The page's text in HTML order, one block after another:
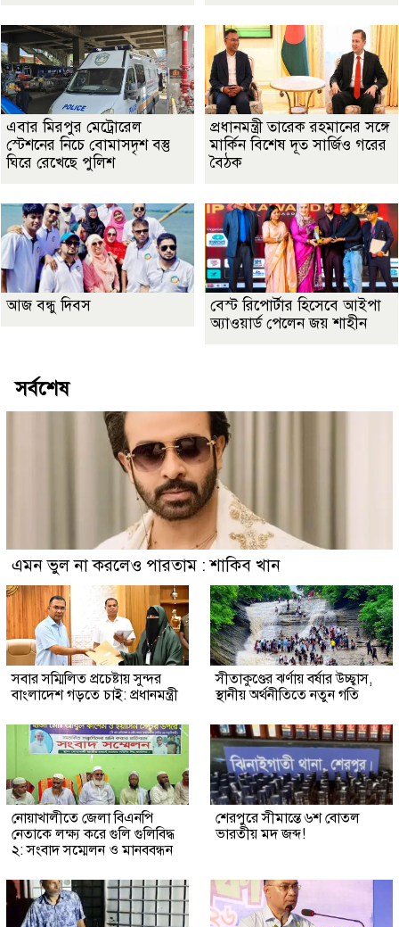
এবার মিরপুর মেট্রোরেল
স্টেশনের নিচে বোমাসদৃশ বস্তু
ঘিরে রেখেছে পুলিশ
প্রধানমন্ত্রী তারেক রহমানের সঙ্গে
মার্কিন বিশেষ দূত সার্জিও গরের
বৈঠক
আজ বন্ধু দিবস
বেস্ট রিপোর্টার হিসেবে আইপা
অ্যাওয়ার্ড পেলেন জয় শাহীন
সর্বশেষ
এমন ভুল না করলেও পারতাম : শাকিব খান
সবার সম্মিলিত প্রচেষ্টায় সুন্দর
বাংলাদেশ গড়তে চাই: প্রধানমন্ত্রী
সীতাকুণ্ডের ঝর্ণায় বর্ষার উচ্ছ্বাস,
স্থানীয় অর্থনীতিতে নতুন গতি
নোয়াখালীতে জেলা বিএনপি
নেতাকে লক্ষ্য করে গুলি গুলিবিদ্ধ
২: সংবাদ সম্মেলন ও মানববন্ধন
শেরপুরে সীমান্তে ৬শ বোতল
ভারতীয় মদ জব্দ!